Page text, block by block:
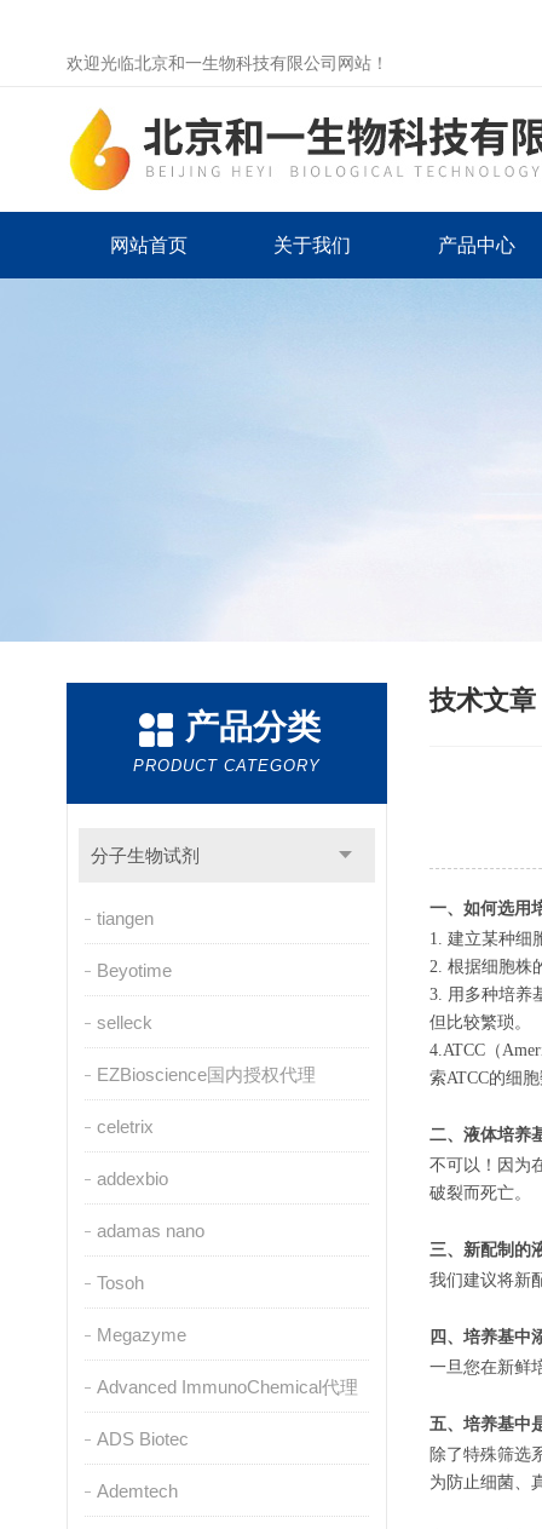
欢迎光临北京和一生物科技有限公司网站！
网站首页 关于我们 产品中心
产品分类
PRODUCT CATEGORY
分子生物试剂
tiangen
Beyotime
selleck
EZBioscience国内授权代理
celetrix
addexbio
adamas nano
Tosoh
Megazyme
Advanced ImmunoChemical代理
ADS Biotec
Ademtech
技术文章
一、如何选用
1. 建立某种细
2. 根据细胞株
3. 用多种培养
但比较繁琐。
4.ATCC（
索ATCC的细
二、液体培养
不可以！因为
破裂而死亡
三、新配制的
我们建议将新
四、培养基中
一旦您在新鲜
五、培养基中
除了特殊筛选
为防止细菌、